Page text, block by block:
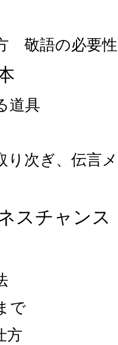
敬語の必要性
道具
次ぎ、伝言メ
スチャンス
法
で
方